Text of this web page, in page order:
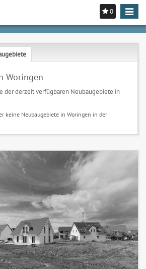
0
Toggle
Woringen
der derzeit verfügbaren Neubaugebiete in
keine Neubaugebiete in Woringen in der